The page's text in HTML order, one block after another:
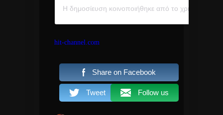
hit-channel.com
Share on Facebook
Tweet Follow us